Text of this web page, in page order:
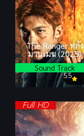
The Ranger หลัง
ม่านเมฆ (2025)
5.5
Sound Track
Full HD